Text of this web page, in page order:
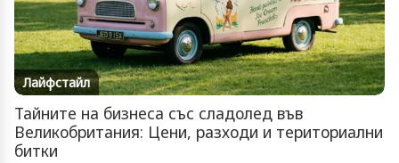
Лайфстайл
Тайните на бизнеса със сладолед във
Великобритания: Цени, разходи и териториални
битки